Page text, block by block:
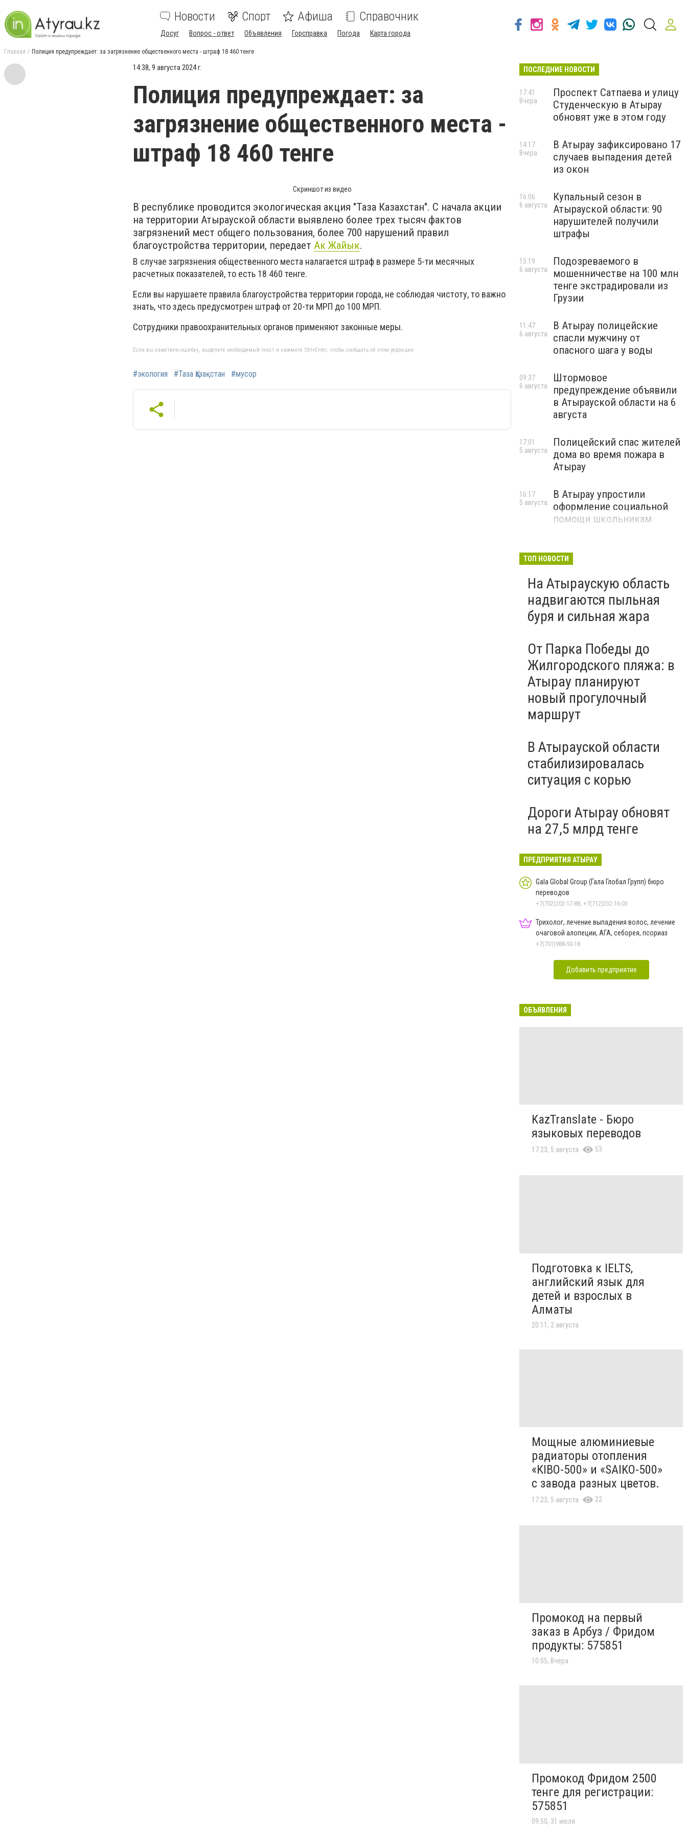
Новости Спорт Афиша Справочник
Досуг Вопрос - ответ Объявления Горсправка Погода Карта города
Главная Полиция предупреждает: за ​загрязнение общественного места - штраф 18 460 тенге
14:38, 9 августа 2024 г.
Полиция предупреждает: за ​
загрязнение общественного места -
штраф 18 460 тенге
Скриншот из видео
В республике проводится экологическая акция "Таза Казахстан". С начала акции
на территории Атырауской области выявлено более трех тысяч фактов
загрязнений мест общего пользования, более 700 нарушений правил
благоустройства территории, передает Ак Жайык.
В случае загрязнения общественного места налагается штраф в размере 5-ти месячных
расчетных показателей, то есть 18 460 тенге.
Если вы нарушаете правила благоустройства территории города, не соблюдая чистоту, то важно
знать, что здесь предусмотрен штраф от 20-ти МРП до 100 МРП.
Сотрудники правоохранительных органов применяют законные меры.
Если вы заметили ошибку, выделите необходимый текст и нажмите Ctrl+Enter, чтобы сообщить об этом редакции
#экология #Таза Қазақстан #мусор
ПОСЛЕДНИЕ НОВОСТИ
Проспект Сатпаева и улицу
Студенческую в Атырау
обновят уже в этом году
17:41
Вчера
В Атырау зафиксировано 17
случаев выпадения детей
из окон
14:17
Вчера
Купальный сезон в
Атырауской области: 90
нарушителей получили
штрафы
16:06
6 августа
Подозреваемого в
мошенничестве на 100 млн
тенге экстрадировали из
Грузии
15:19
6 августа
В Атырау полицейские
спасли мужчину от
опасного шага у воды
11:47
6 августа
Штормовое
предупреждение объявили
в Атырауской области на 6
августа
09:37
6 августа
Полицейский спас жителей
дома во время пожара в
Атырау
17:01
5 августа
В Атырау упростили
оформление социальной
помощи школьникам
16:17
5 августа
ТОП НОВОСТИ
На Атыраускую область
надвигаются пыльная
буря и сильная жара
От Парка Победы до
Жилгородского пляжа: в
Атырау планируют
новый прогулочный
маршрут
В Атырауской области
стабилизировалась
ситуация с корью
Дороги Атырау обновят
на 27,5 млрд тенге
ПРЕДПРИЯТИЯ АТЫРАУ
Gala Global Group (Гала Глобал Групп) бюро
переводов
+7(702)202-17-88, +7(712)232-16-03
Трихолог, лечение выпадения волос, лечение
очаговой алопеции, АГА, себорея, псориаз
+7(701)988-50-18
Добавить предприятие
ОБЪЯВЛЕНИЯ
KazTranslate - Бюро
языковых переводов
17:23, 5 августа 53
Подготовка к IELTS,
английский язык для
детей и взрослых в
Алматы
20:11, 2 августа
Мощные алюминиевые
радиаторы отопления
«KIBO-500» и «SAIKO-500»
с завода разных цветов.
17:23, 5 августа 22
Промокод на первый
заказ в Арбуз / Фридом
продукты: 575851
10:05, Вчера
Промокод Фридом 2500
тенге для регистрации:
575851
09:50, 31 июля